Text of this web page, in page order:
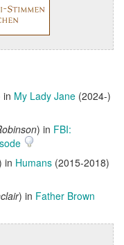
in My Lady Jane (2024-)
) in FBI:
in Humans (2015-2018)
) in Father Brown